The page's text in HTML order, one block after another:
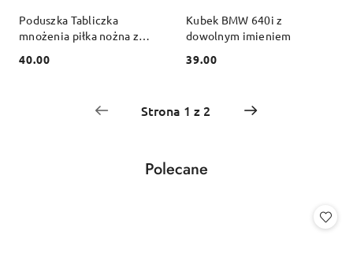
Poduszka Tabliczka
mnożenia piłka nożna z
Cena:
40.00
Kubek BMW 640i z
dowolnym imieniem
Cena:
39.00
Pomiń karuzelę produktów
Produkty
Polecane